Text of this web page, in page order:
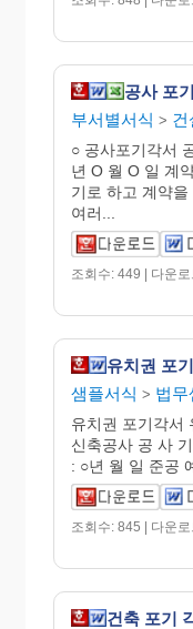
공사 포
부서별서식 > 건
○ 공사포기각서
년 O 월 O 일 계
기로 하고 계약
여러...
조회수: 449 | 다운
유치권 포
샘플서식 > 법무
유치권 포기각서
신축공사 공 사
: ○년 월 일 준공
조회수: 845 | 다운
건축 포기